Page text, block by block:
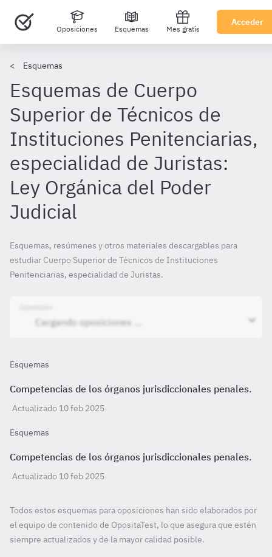
Oposiciones Esquemas Mes gratis
Acceder
Esquemas
Esquemas de Cuerpo
Superior de Técnicos de
Instituciones Penitenciarias,
especialidad de Juristas:
Ley Orgánica del Poder
Judicial
Esquemas, resúmenes y otros materiales descargables para
estudiar Cuerpo Superior de Técnicos de Instituciones
Penitenciarias, especialidad de Juristas.
Esquemas
Competencias de los órganos jurisdiccionales penales.
Actualizado 10 feb 2025
Esquemas
Competencias de los órganos jurisdiccionales penales.
Actualizado 10 feb 2025
Todos estos esquemas para oposiciones han sido elaborados por
el equipo de contenido de OpositaTest, lo que asegura que estén
siempre actualizados y de la mayor calidad posible.